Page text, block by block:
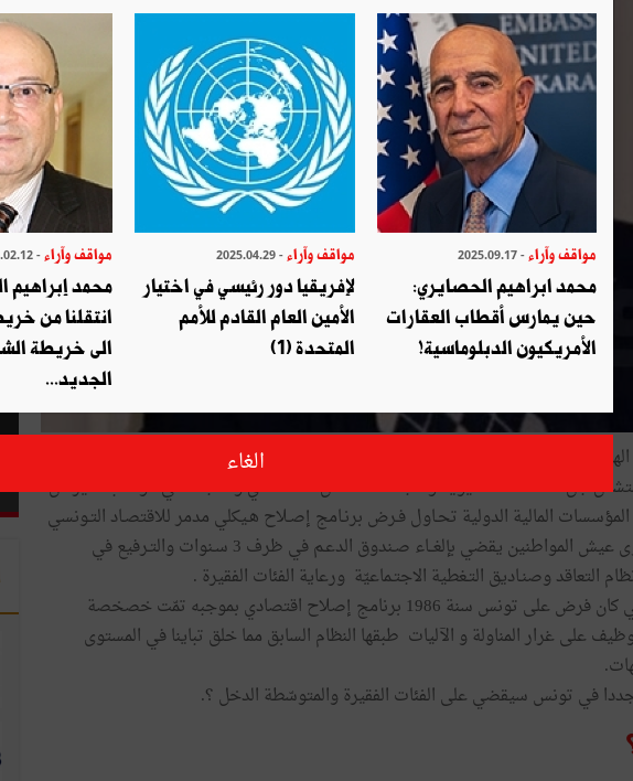
التي ستقبل على تنفيذها الدولة التونسية بوصاية من المانحيين الدوليين و على
جل القطاعات الحيوية و مجالات التدخل الاقتصادي و الاجتماعي ، وذهب كثير من
المالية الدولية تحـاول فـرض برنـامج إصـلاح هـيكلي مدمر للاقتصـاد التـونسي
له تبعات اجتماعيّة خطيرة على مستوى عيش المواطنين يقضي بإلغــاء صـندوق الدعـم في ظرف 3 سـنوات والتـرفيع في
التعاقد وصنـاديق التـغطية الاجتـماعيّة ورعاية الفئات الفقيرة .
ويستذكر الكثيرون أن الصندوق الدولي كان فرض على تونس سنة 1986 برنامج إصلاح اقتصادي بموجبه تمّت خصخصة
على غرار المناولة و الآليات طبقها النظام السابق مما خلق تباينا في المستوى
في تونس سيقضي على الفئات الفقيرة والمتوسّطة الدخل ؟.
مواقف وآراء - 2025.09.17
محمد ابراهيم الحصايري:
حين يمارس أقطاب العقارات
الأمريكيون الدبلوماسية!
مواقف وآراء - 2025.04.29
لإفريقيا دور رئيسي في اختيار
الأمين العام القادم للأمم
المتحدة (1)
مواقف وآراء- 2025.02.12
محمد إبراهيم
انتقلنا من
الى خريطة
الجديد...
الغاء